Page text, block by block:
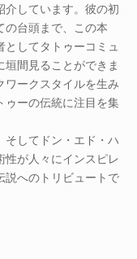
介しています。彼の初
の台頭まで、この本
してタトゥーコミュ
間見ることができま
ワークスタイルを生み
ゥーの伝統に注目を集
そしてドン・エド・ハ
が人々にインスピレ
説へのトリビュートで